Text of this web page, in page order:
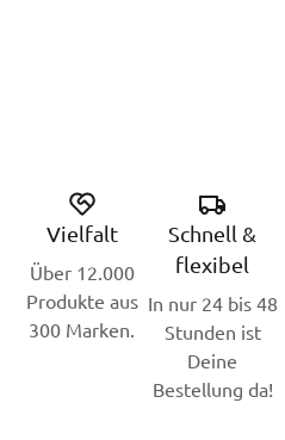
Vielfalt
Über 12.000
Produkte aus
300 Marken.
Schnell &
flexibel
In nur 24 bis 48
Stunden ist
Deine
Bestellung da!